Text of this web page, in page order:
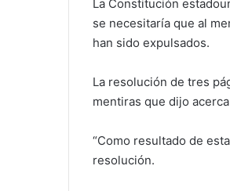
La Constitución
se necesitaría que al
han sido expulsados.
La resolución de tres
mentiras que dijo
“Como resultado de
resolución.